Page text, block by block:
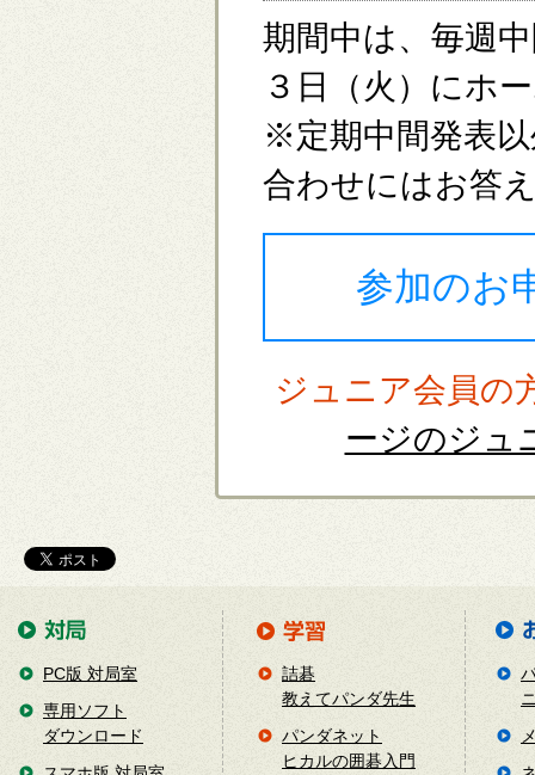
期間中は、毎週
３日（火）にホ
※定期中間発表
合わせにはお答
参加のお
ジュニア会員の
ージのジュ
PC版 対局室
専用ソフト
ダウンロード
詰碁
教えてパンダ先生
パンダネット
ヒカルの囲碁入門